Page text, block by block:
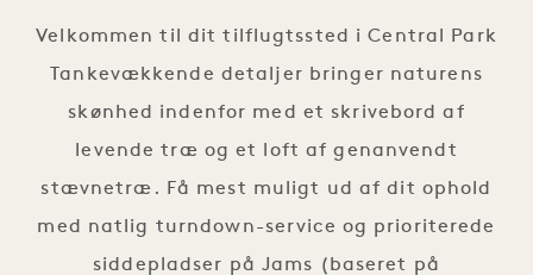
Velkommen til dit tilflugtssted i Central Park
Tankevækkende detaljer bringer naturens
skønhed indenfor med et skrivebord af
levende træ og et loft af genanvendt
stævnetræ. Få mest muligt ud af dit ophold
med natlig turndown-service og prioriterede
siddepladser på Jams (baseret på